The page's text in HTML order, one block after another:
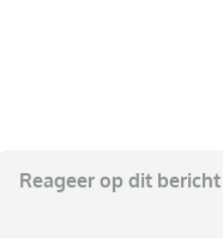
Reageer op dit bericht